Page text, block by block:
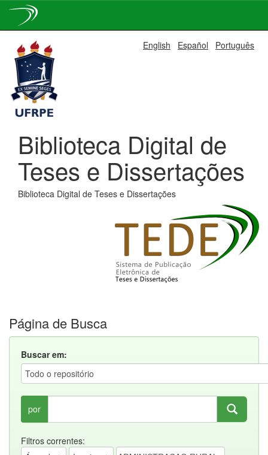
navigation
English Español Português
Biblioteca Digital de
Teses e Dissertações
Biblioteca Digital de Teses e Dissertações
Página de Busca
Buscar em:
por
Filtros correntes: